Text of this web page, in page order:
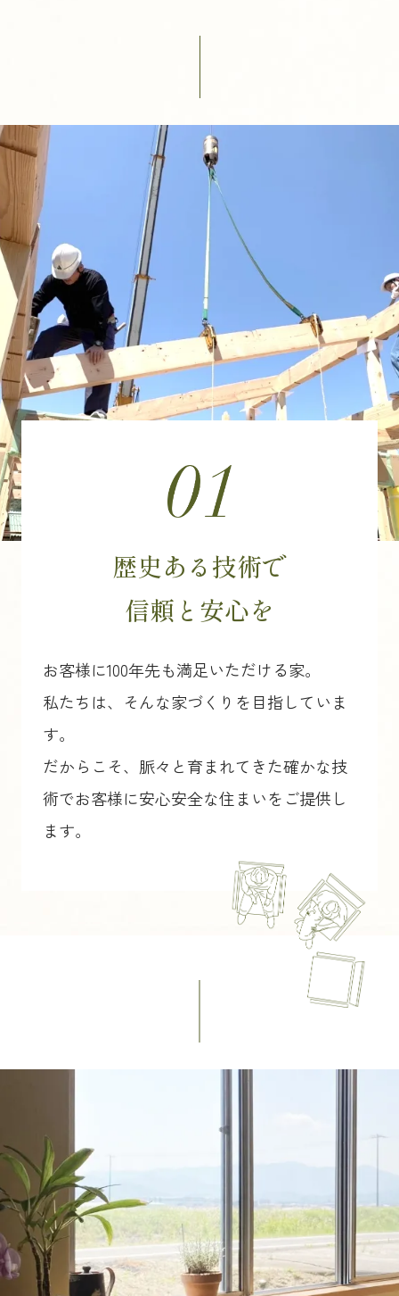
歴史ある技術で
信頼と安心を
お客様に100年先も満足いただける家。
私たちは、そんな家づくりを目指していま
す。
だからこそ、脈々と育まれてきた確かな技
術でお客様に安心安全な住まいをご提供し
ます。